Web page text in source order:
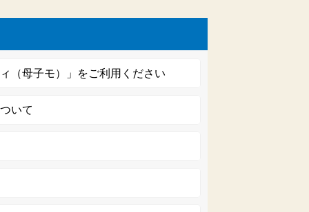
（母子モ）」をご利用ください
いて